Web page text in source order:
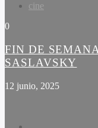
cine
0
FIN DE
SASLAVSKY
12 junio, 2025